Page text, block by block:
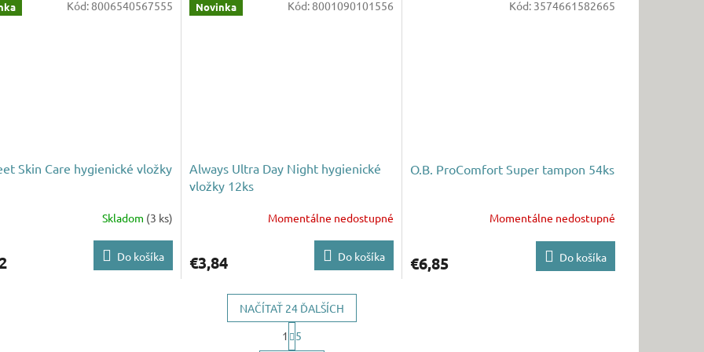
Skin Care hygienické vložky
Skladom (3 ks)
Do košíka
Kód:8006540567555 Novinka
Always Ultra Day Night hygienické
vložky 12ks
Momentálne nedostupné
€3,84 Do košíka
Kód:8001090101556
O.B. ProComfort Super tampon 54ks
Momentálne nedostupné
€6,85 Do košíka
Kód: 3574661582665
O
NAČÍTAŤ 24 ĎALŠÍCH
S
t
1 5